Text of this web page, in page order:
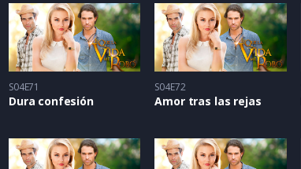
S04E71
Dura confesión
S04E72
Amor tras las rejas